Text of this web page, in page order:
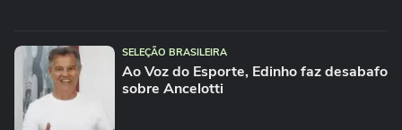
SELEÇÃO BRASILEIRA
Ao Voz do Esporte, Edinho faz desabafo
sobre Ancelotti